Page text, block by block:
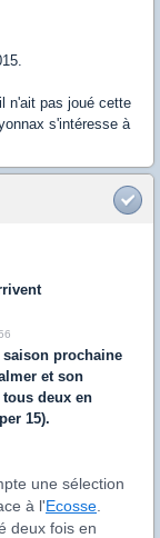
n'ait pas joué cette
s'intéresse à
prochaine
et son
deux en
15).
une sélection
à l'Ecosse
deux fois en